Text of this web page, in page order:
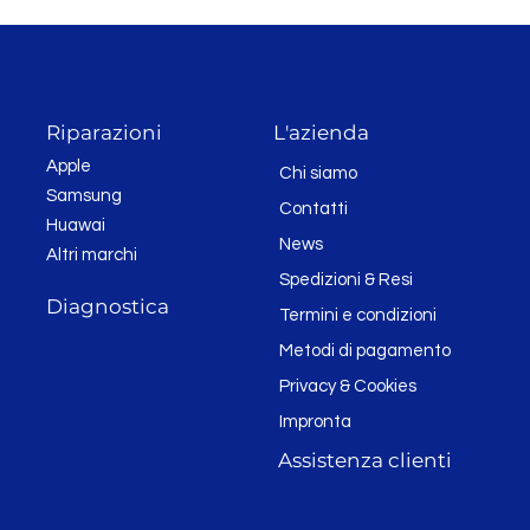
Riparazioni
Apple
Samsung
Huawai
Altri marchi
Diagnostica
L'azienda
Chi siamo
Contatti
News
Spedizioni & Resi
Termini e condizioni
Metodi di pagamento
Privacy & Cookies
Impronta
Assistenza clienti